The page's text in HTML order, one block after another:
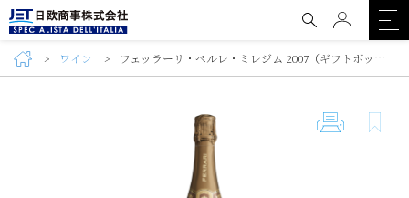
ワイン フェッラーリ・ペルレ・ミレジム 2007（ギフトボックス入り）【カンティーナ・プリヴァータ】（Ferrari Perlé Millesime)